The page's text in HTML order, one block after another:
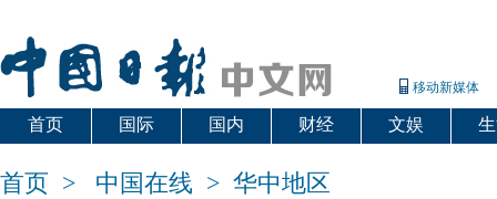
移动新媒体
首页 国际 国内 财经 文娱
首页 > 中国在线 > 华中地区